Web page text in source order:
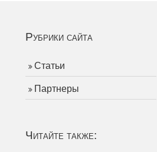
Рубрики сайта
Статьи
Партнеры
Читайте также: